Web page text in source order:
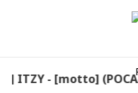
ITZY - [motto]